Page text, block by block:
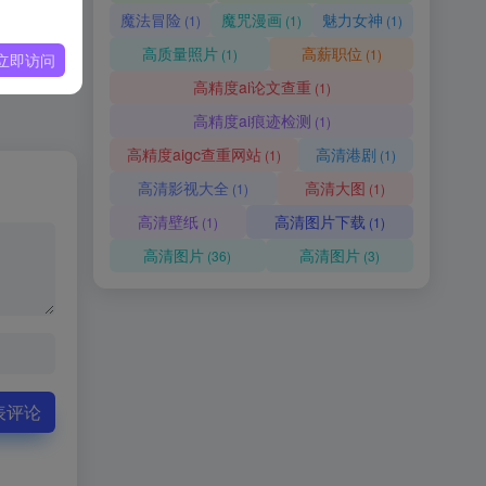
评论
魔法冒险 (1) 魔咒漫画(1) 魅力女神 (1)
高质量照片(1) 高薪职位 (1)
高精度ai论文查重 (1)
高精度ai痕迹检测 (1)
高精度aigc查重网站 (1) 高清港剧 (1)
高清影视大全 (1) 高清大图 (1)
高清壁纸 (1) 高清图片下载 (1)
高清图片 (36) 高清图片(3)
即访问